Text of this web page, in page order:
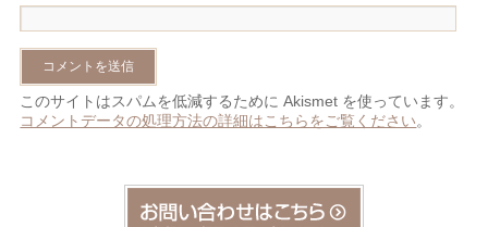
このサイトはスパムを低減するために Akismet を使っています。
コメントデータの処理方法の詳細はこちらをご覧ください。